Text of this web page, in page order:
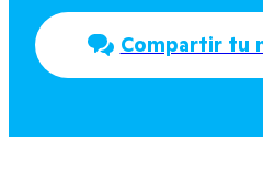
Compartir tu